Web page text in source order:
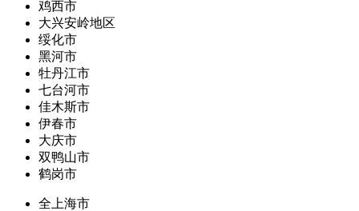
鸡西市
大兴安岭地区
绥化市
黑河市
牡丹江市
七台河市
佳木斯市
伊春市
大庆市
双鸭山市
鹤岗市
全上海市